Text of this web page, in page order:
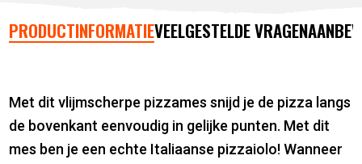
PRODUCTINFORMATIEVEELGESTELDE VRAGEN
Met dit vlijmscherpe pizzames snijd je de pizza langs
de bovenkant eenvoudig in gelijke punten. Met dit
mes ben je een echte Italiaanse pizzaiolo! Wanneer